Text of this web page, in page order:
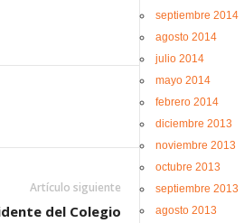
Artículo siguiente
del Colegio
septiembre 2014
agosto 2014
julio 2014
mayo 2014
febrero 2014
diciembre 2013
noviembre 2013
octubre 2013
septiembre 2013
agosto 2013